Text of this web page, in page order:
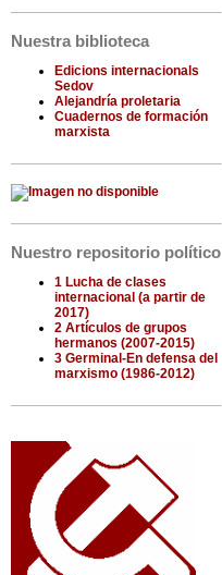
Nuestra biblioteca
Edicions internacionals
Sedov
Alejandría proletaria
Cuadernos de formación
marxista
Nuestro repositorio político
1 Lucha de clases
internacional (a partir de
2017)
2 Artículos de grupos
hermanos (2007-2015)
3 Germinal-En defensa del
marxismo (1986-2012)